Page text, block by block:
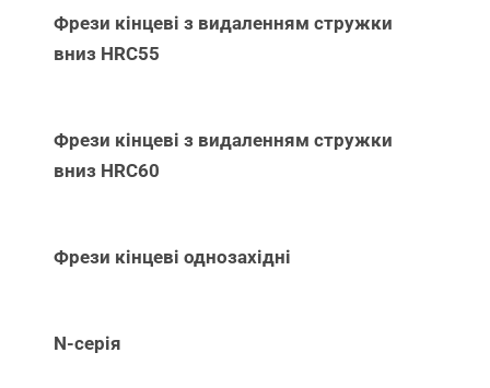
Фрези кінцеві з видаленням стружки
вниз НRC55
Фрези кінцеві з видаленням стружки
вниз НRC60
Фрези кінцеві однозахідні
N-серія